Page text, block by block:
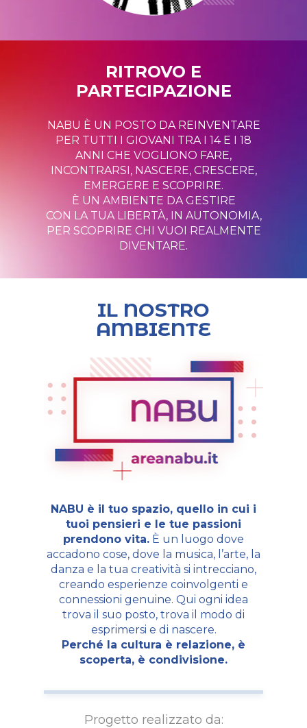
RITROVO E
PARTECIPAZIONE
NABU È UN POSTO DA REINVENTARE
PER TUTTI I GIOVANI TRA I 14 E I 18
ANNI CHE VOGLIONO FARE,
INCONTRARSI, NASCERE, CRESCERE,
EMERGERE E SCOPRIRE.
È UN AMBIENTE DA GESTIRE
CON LA TUA LIBERTÀ, IN AUTONOMIA,
PER SCOPRIRE CHI VUOI REALMENTE
DIVENTARE.
IL NOSTRO
AMBIENTE
NABU è il tuo spazio, quello in cui i
tuoi pensieri e le tue passioni
prendono vita. È un luogo dove
accadono cose, dove la musica, l’arte, la
danza e la tua creatività si intrecciano,
creando esperienze coinvolgenti e
connessioni genuine. Qui ogni idea
trova il suo posto, trova il modo di
esprimersi e di nascere.
Perché la cultura è relazione, è
scoperta, è condivisione.
Progetto realizzato da: